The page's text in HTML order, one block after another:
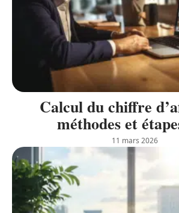
Calcul du chiffre
méthodes et
11 mars 2026